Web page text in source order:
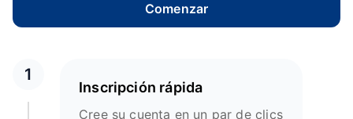
Comenzar
1
Inscripción rápida
Cree su cuenta en un par de clics